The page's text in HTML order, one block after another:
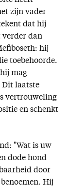
zijn vader
dat hij
verder dan
hij
toebehoorde.
mag
laatste
vertrouweling
en schenkt
"Wat is uw
dode hond
door
Hij